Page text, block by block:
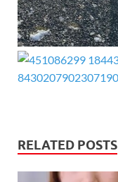
RELATED POSTS